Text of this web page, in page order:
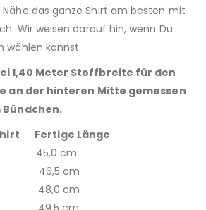
das ganze Shirt am besten mit
Wir weisen darauf hin, wenn Du
wählen kannst.
1,40 Meter Stoffbreite für den
an der hinteren Mitte gemessen
Bündchen.
Fertige Länge
45,0 cm
46,5 cm
48,0 cm